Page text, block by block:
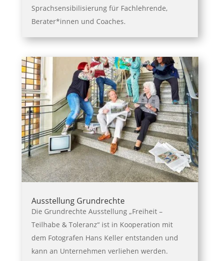
Sprachsensibilisierung für Fachlehrende,
Berater*innen und Coaches.
Ausstellung Grundrechte
Die Grundrechte Ausstellung „Freiheit –
Teilhabe & Toleranz“ ist in Kooperation mit
dem Fotografen Hans Keller entstanden und
kann an Unternehmen verliehen werden.